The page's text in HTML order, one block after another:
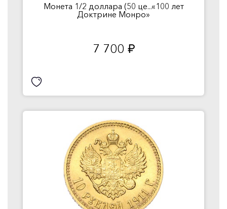
Монета 1/2 доллара (50 це...«100 лет
Доктрине Монро»
7 700 руб.